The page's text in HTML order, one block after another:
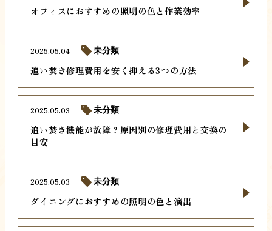
オフィスにおすすめの照明の色と作業効率
追い焚き修理費用を安く抑える3つの方法
2025.05.04 未分類
追い焚き機能が故障？原因別の修理費用と交換の
目安
2025.05.03 未分類
ダイニングにおすすめの照明の色と演出
2025.05.03 未分類